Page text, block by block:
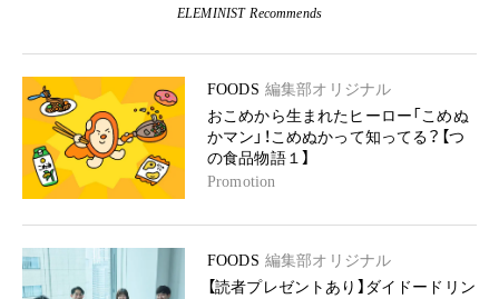
ELEMINIST Recommends
FOODS 編集部オリジナル
おこめから生まれたヒーロー「こめぬ
かマン」！こめぬかって知ってる？【つ
の食品物語１】
Promotion
FOODS 編集部オリジナル
【読者プレゼントあり】ダイドードリン